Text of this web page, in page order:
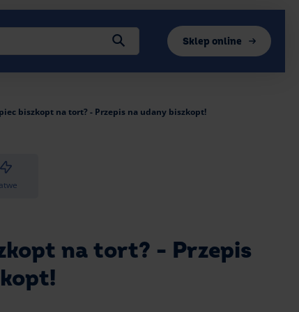
Sklep online
biszkopt na tort? - Przepis na udany biszkopt!
na tort? - Przepis